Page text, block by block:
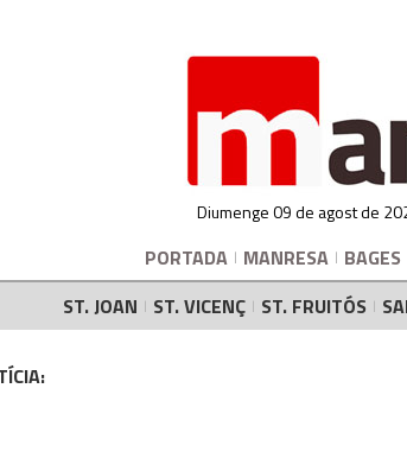
Diumenge 09 de agost de
PORTADA MANRESA BAGES
ST. JOAN
ST. VICENÇ ST. FRUITÓS